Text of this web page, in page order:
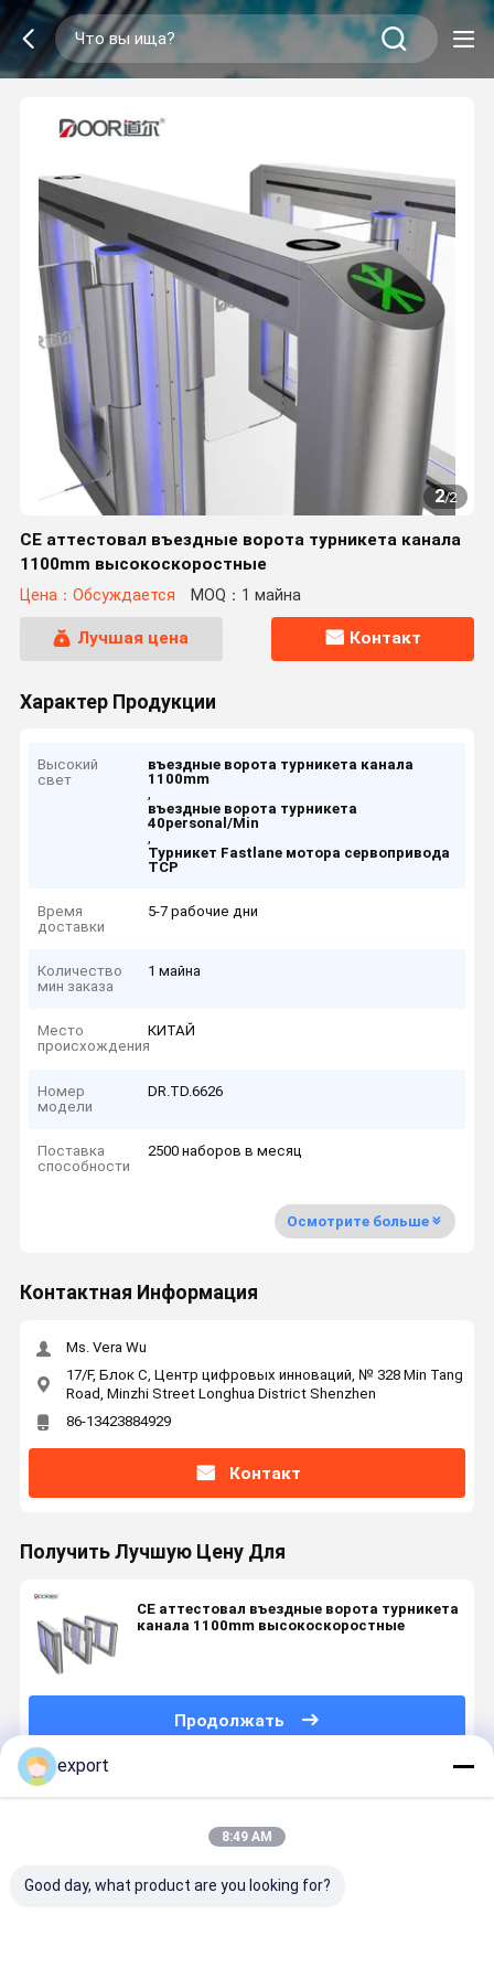
2/2
CE аттестовал въездные ворота турникета канала
1100mm высокоскоростные
Цена：Обсуждается MOQ：1 майна
Лучшая цена Контакт
Характер Продукции
Высокий
свет
въездные ворота турникета канала
1100mm
,
въездные ворота турникета
40personal/Min
,
Турникет Fastlane мотора сервопривода
TCP
Время
доставки
5-7 рабочие дни
Количество
мин заказа
1 майна
Место
происхождения
КИТАЙ
Номер
модели
DR.TD.6626
Поставка
способности
2500 наборов в месяц
Осмотрите больше
Контактная Информация
Ms. Vera Wu
17/F, Блок C, Центр цифровых инноваций, № 328 Min Tang
Road, Minzhi Street Longhua District Shenzhen
86-13423884929
Контакт
Получить Лучшую Цену Для
CE аттестовал въездные ворота турникета
канала 1100mm высокоскоростные
Продолжать
Порекомендованные Продукты
export
8:49 AM
Good day, what product are you looking for?